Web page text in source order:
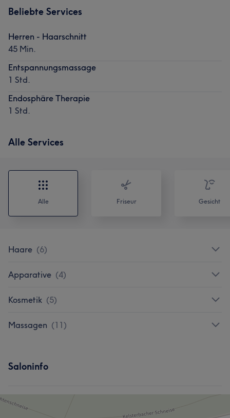
Beliebte Services
Herren - Haarschnitt
45 Min.
Entspannungsmassage
1 Std.
Endosphäre Therapie
1 Std.
Alle Services
Alle Friseur Gesicht
Haare (6)
Apparative (4)
Kosmetik (5)
Massagen (11)
Saloninfo